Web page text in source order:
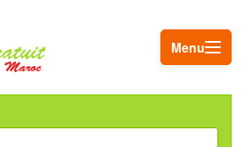
Menu